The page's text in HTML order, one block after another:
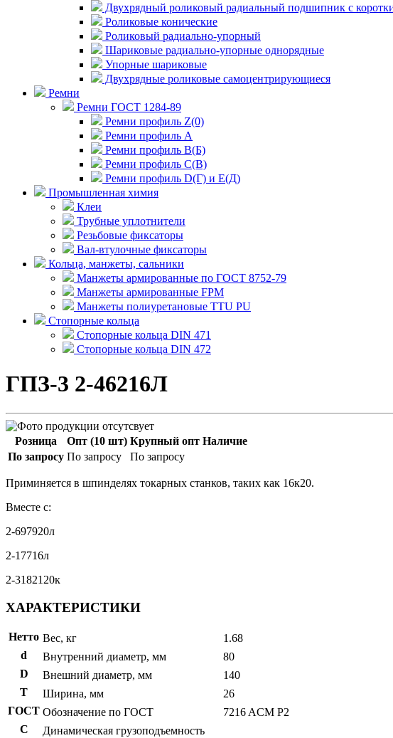
Двухрядный роликовый радиальный подшипник с
Роликовые конические
Роликовый радиально-упорный
Шариковые радиально-упорные однорядные
Упорные шариковые
Двухрядные роликовые самоцентрирующиеся
Ремни
Ремни ГОСТ 1284-89
Ремни профиль Z(0)
Ремни профиль А
Ремни профиль В(Б)
Ремни профиль С(В)
Ремни профиль D(Г) и E(Д)
Промышленная химия
Клеи
Трубные уплотнители
Резьбовые фиксаторы
Вал-втулочные фиксаторы
Кольца, манжеты, сальники
Манжеты армированные по ГОСТ 8752-79
Манжеты армированные FPM
Манжеты полиуретановые TTU PU
Стопорные кольца
Стопорные кольца DIN 471
Стопорные кольца DIN 472
ГПЗ-3 2-46216Л
Розница Опт (10 шт) Крупный опт Наличие
По запросу По запросу По запросу
Приминяется в шпинделях токарных станков, таких как 16к20.
Вместе с:
2-697920л
2-17716л
2-3182120к
ХАРАКТЕРИСТИКИ
Нетто Вес, кг
1.68
d
Внутренний диаметр, мм
80
D
Внешний диаметр, мм
140
T
Ширина, мм
26
ГОСТ Обозначение по ГОСТ
7216 ACM P2
C
Динамическая грузоподъемность